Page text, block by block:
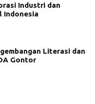
Industri dan
Indonesia
Literasi dan
Gontor